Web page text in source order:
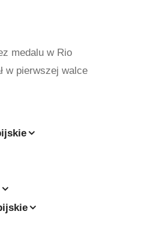
medalu w Rio
w pierwszej walce